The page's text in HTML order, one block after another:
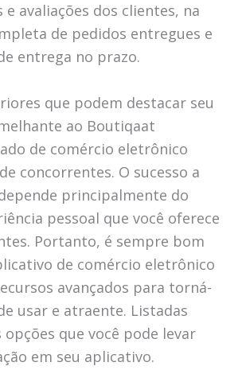
e avaliações dos clientes, na
de pedidos entregues e
entrega no prazo.
que podem destacar seu
ao Boutiqaat
de comércio eletrônico
concorrentes. O sucesso a
principalmente do
pessoal que você oferece
Portanto, é sempre bom
de comércio eletrônico
avançados para torná-
usar e atraente. Listadas
opções que você pode levar
em seu aplicativo.